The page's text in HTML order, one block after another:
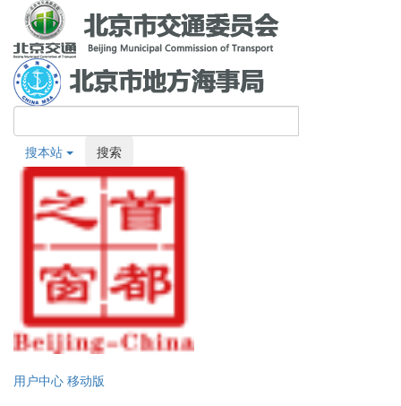
搜本站 搜索
用户中心 移动版